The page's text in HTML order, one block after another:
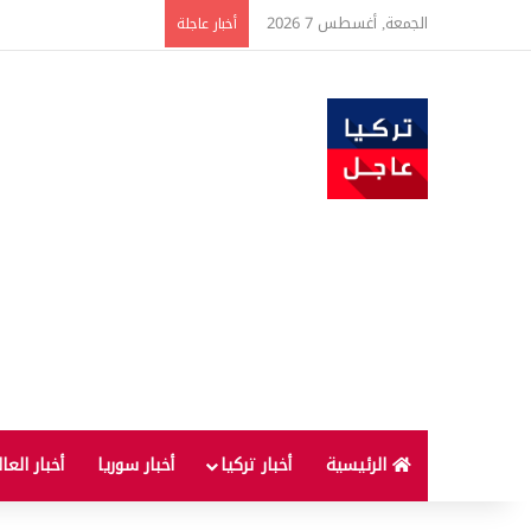
الجمعة, أغسطس 7 2026 أخبار عاجلة
الرئيسية أخبار تركيا أخبار سوريا أخبار